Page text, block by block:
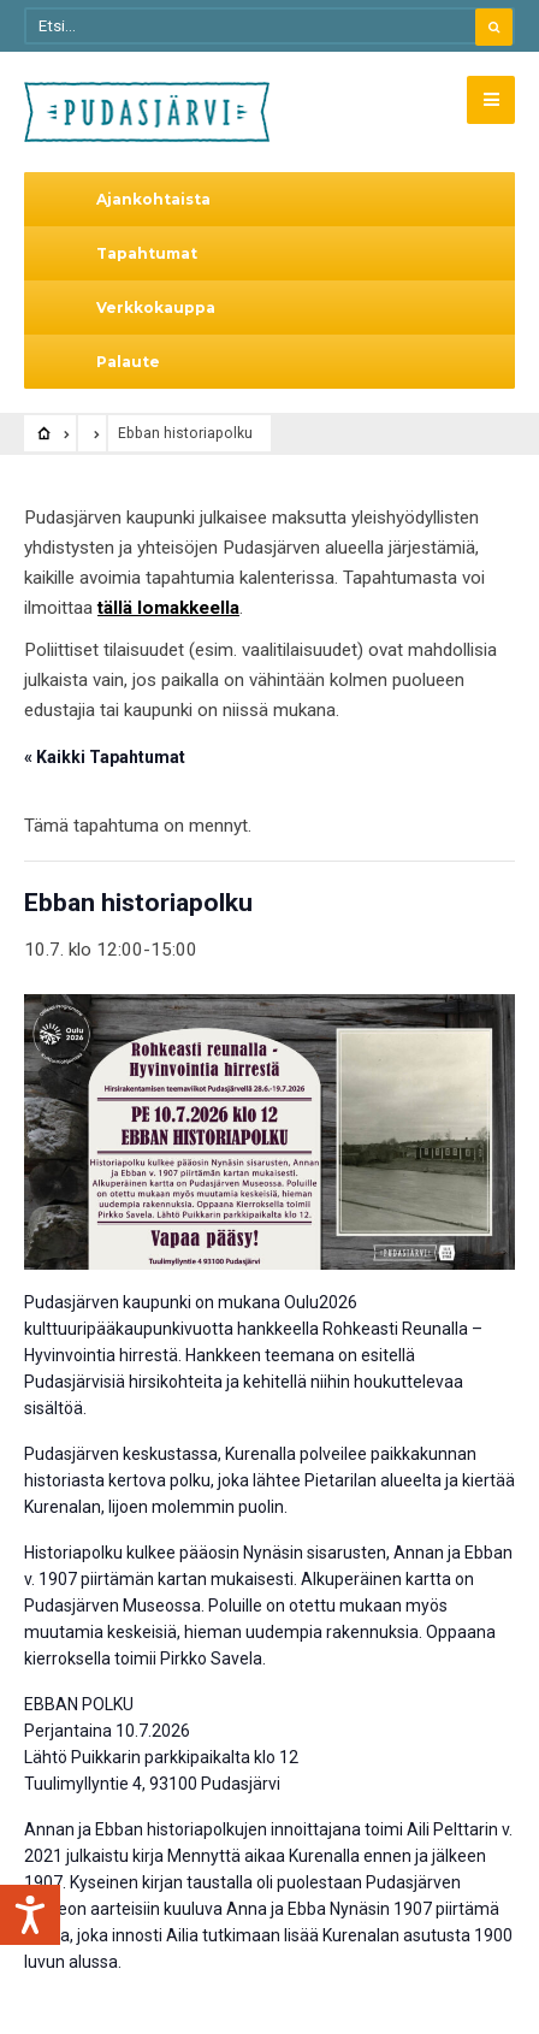
Ajankohtaista
Tapahtumat
Verkkokauppa
Palaute
Ebban historiapolku
Pudasjärven kaupunki julkaisee maksutta yleishyödyllisten
yhdistysten ja yhteisöjen Pudasjärven alueella järjestämiä,
kaikille avoimia tapahtumia kalenterissa. Tapahtumasta voi
ilmoittaatällä lomakkeella.
Poliittiset tilaisuudet (esim. vaalitilaisuudet) ovat mahdollisia
julkaista vain, jos paikalla on vähintään kolmen puolueen
edustajia tai kaupunki on niissä mukana.
« Kaikki Tapahtumat
Tämä tapahtuma on mennyt.
Ebban historiapolku
10.7. klo 12:00-15:00
Pudasjärven kaupunki on mukana Oulu2026
kulttuuripääkaupunkivuotta hankkeella Rohkeasti Reunalla –
Hyvinvointia hirrestä. Hankkeen teemana on esitellä
Pudasjärvisiä hirsikohteita ja kehitellä niihin houkuttelevaa
sisältöä.
Pudasjärven keskustassa, Kurenalla polveilee paikkakunnan
historiasta kertova polku, joka lähtee Pietarilan alueelta ja kiertää
Kurenalan, Iijoen molemmin puolin.
Historiapolku kulkee pääosin Nynäsin sisarusten, Annan ja Ebban
v. 1907 piirtämän kartan mukaisesti. Alkuperäinen kartta on
Pudasjärven Museossa. Poluille on otettu mukaan myös
muutamia keskeisiä, hieman uudempia rakennuksia. Oppaana
kierroksella toimii Pirkko Savela.
EBBAN POLKU
Perjantaina 10.7.2026
Lähtö Puikkarin parkkipaikalta klo 12
Tuulimyllyntie 4, 93100 Pudasjärvi
Annan ja Ebban historiapolkujen innoittajana toimi Aili Pelttarin v.
2021 julkaistu kirja Mennyttä aikaa Kurenalla ennen ja jälkeen
1907. Kyseinen kirjan taustalla oli puolestaan Pudasjärven
museon aarteisiin kuuluva Anna ja Ebba Nynäsin 1907 piirtämä
kartta, joka innosti Ailia tutkimaan lisää Kurenalan asutusta 1900
luvun alussa.